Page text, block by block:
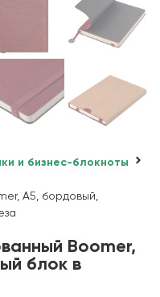
и бизнес-блокноты
А5, бордовый,
Boomer,
блок в